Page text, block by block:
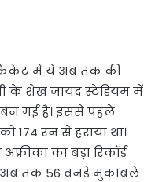
में ये अब तक की
के शेख जायद स्टेडियम में
बन गई है। इससे पहले
174 रन से हराया था।
का बड़ा रिकॉर्ड
अब तक 56 वनडे मुकाबले